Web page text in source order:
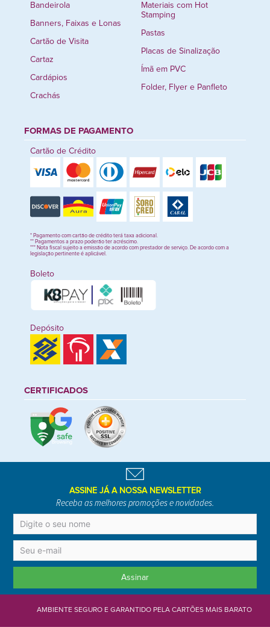
Bandeirola
Banners, Faixas e Lonas
Cartão de Visita
Cartaz
Cardápios
Crachás
Materiais com Hot
Stamping
Pastas
Placas de Sinalização
Ímã em PVC
Folder, Flyer e Panfleto
FORMAS DE PAGAMENTO
Cartão de Crédito
* Pagamento com cartão de crédito terá taxa adicional.
** Pagamentos a prazo poderão ter acréscimo.
*** Nota fiscal sujeito a emissão de acordo com prestador de serviço. De acordo com a
legislação pertinente é aplicável.
Boleto
Depósito
CERTIFICADOS
ASSINE JÁ A NOSSA NEWSLETTER
Receba as melhores promoções e novidades.
Assinar
AMBIENTE SEGURO E GARANTIDO PELA CARTÕES MAIS BARATO